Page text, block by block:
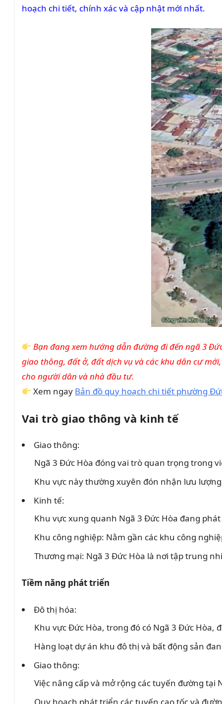
hoạch chi tiết, chính xác và cập nhật mới nhất.
Bạn đang xem hướng dẫn đường đi đến ngã 3
giao thông, đất ở, đất dịch vụ và các khu dân cư
cho người dân và nhà đầu tư.
Xem ngay Bản đồ quy hoạch chi tiết phường
Vai trò giao thông và kinh tế
Giao thông:
Ngã 3 Đức Hòa đóng vai trò quan trọng trong
Khu vực này thường xuyên đón nhận lưu
Kinh tế:
Khu vực xung quanh Ngã 3 Đức Hòa đang
Khu công nghiệp: Nằm gần các khu công
Thương mại: Ngã 3 Đức Hòa là nơi tập trung
Tiềm năng phát triển
Đô thị hóa:
Khu vực Đức Hòa, trong đó có Ngã 3 Đức
Hàng loạt dự án khu đô thị và bất động sản
Giao thông:
Việc nâng cấp và mở rộng các tuyến đường